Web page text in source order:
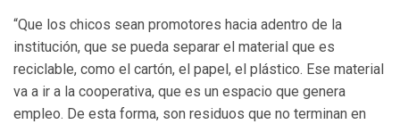
“Que los chicos sean promotores hacia adentro de la
institución, que se pueda separar el material que es
reciclable, como el cartón, el papel, el plástico. Ese material
va a ir a la cooperativa, que es un espacio que genera
empleo. De esta forma, son residuos que no terminan en